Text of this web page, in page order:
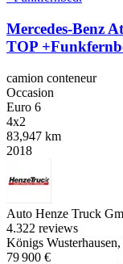
Mercedes-Benz
TOP
camion conteneur
Occasion
Euro 6
4x2
83,947 km
2018
Auto Henze Truck
4.322 reviews
Königs
79 900 €